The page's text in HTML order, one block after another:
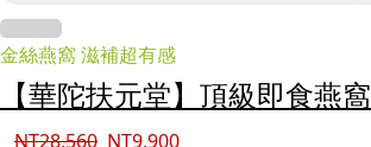
金絲燕窩 滋補超有感
【華陀扶元堂】頂級即食燕窩
NT28,560 NT9,900